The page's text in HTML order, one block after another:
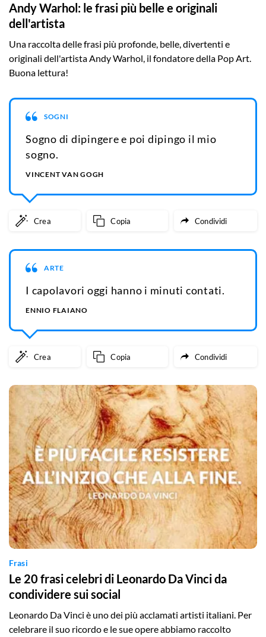
Andy Warhol: le frasi più belle e originali
dell'artista
Una raccolta delle frasi più profonde, belle, divertenti e
originali dell'artista Andy Warhol, il fondatore della Pop Art.
Buona lettura!
SOGNI
Sogno di dipingere e poi dipingo il mio
sogno.
VINCENT VAN GOGH
Crea Copia Condividi
ARTE
I capolavori oggi hanno i minuti contati.
ENNIO FLAIANO
Crea Copia Condividi
Frasi
Le 20 frasi celebri di Leonardo Da Vinci da
condividere sui social
Leonardo Da Vinci è uno dei più acclamati artisti italiani. Per
celebrare il suo ricordo e le sue opere abbiamo raccolto